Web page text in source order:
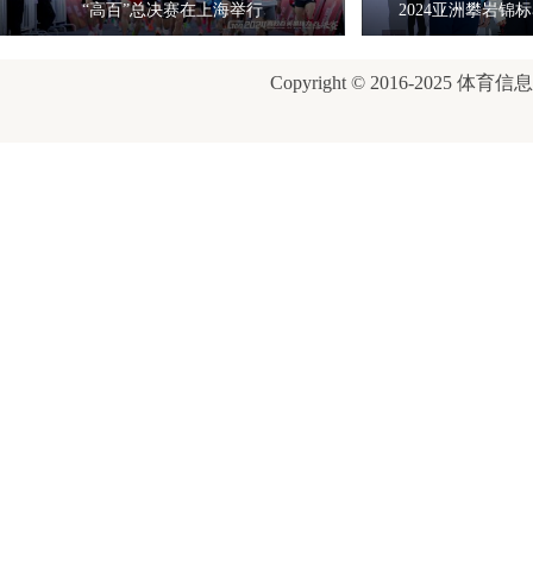
“高百”总决赛在上海举行 2024亚洲攀岩锦
Copyright © 2016-2025 体育信